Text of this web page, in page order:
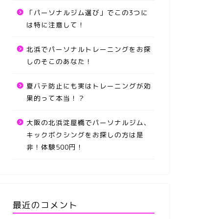
「パーソナルジム選び」でこの3つに
は特に注意して！
北浜でパーソナルトレーニングをお探
しのそこのあなた！
夏バテ防止にも実はトレーニングが効
果的って本当！？
大阪の北浜淀屋橋でパーソナルジム、
キックボクシングをお探しの方は是
非！体験500円！
最近のコメント